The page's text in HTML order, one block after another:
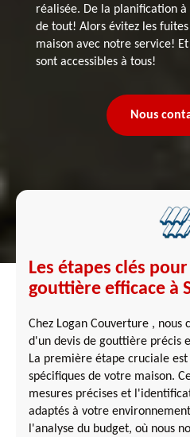
réalisée. De la planification à
de tout! Alors évitez les
maison avec notre service!
sont accessibles à tous!
Nous
Les étapes clés
gouttière efficace à
Chez Logan Couverture ,
d'un devis de gouttière précis
La première étape cruciale
spécifiques de votre maison.
mesures précises et
adaptés à votre
l'analyse du budget, où nous